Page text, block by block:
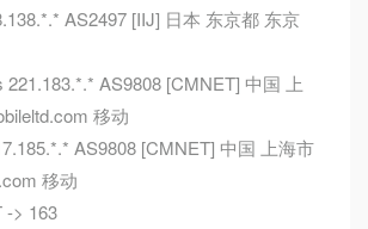
AS2497 [IIJ] 日本 东京都 东京
221.183.*.* AS9808 [CMNET] 中国 上
移动
AS9808 [CMNET] 中国 上海市
移动
-> 163